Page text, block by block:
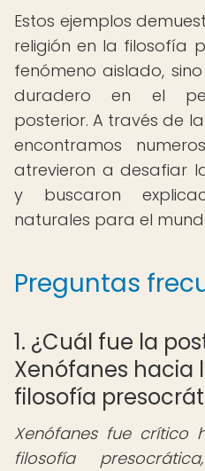
Estos ejemplos
religión en la filosofía
fenómeno aislado,
duradero en el
posterior. A través de
encontramos
atrevieron a desafiar
y buscaron
naturales para el
Preguntas
1. ¿Cuál fue la
Xenófanes hacia
filosofía
Xenófanes fue crítico
filosofía